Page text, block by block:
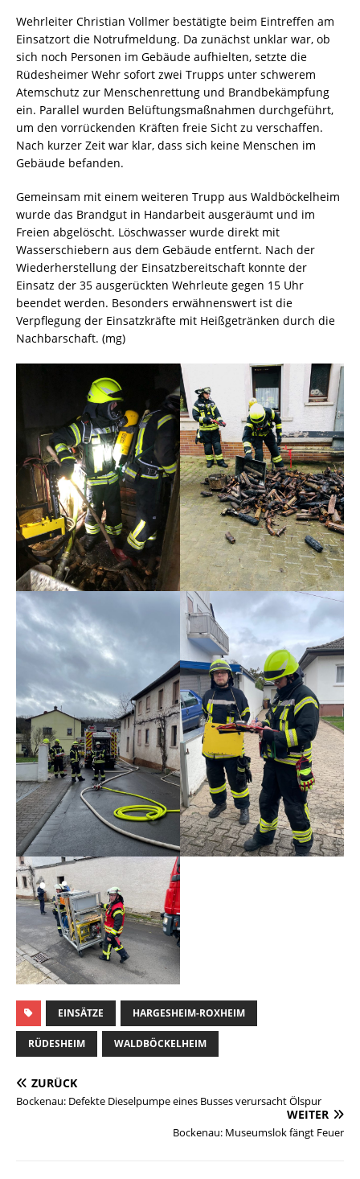
Wehrleiter Christian Vollmer bestätigte beim Eintreffen am
Einsatzort die Notrufmeldung. Da zunächst unklar war, ob
sich noch Personen im Gebäude aufhielten, setzte die
Rüdesheimer Wehr sofort zwei Trupps unter schwerem
Atemschutz zur Menschenrettung und Brandbekämpfung
ein. Parallel wurden Belüftungsmaßnahmen durchgeführt,
um den vorrückenden Kräften freie Sicht zu verschaffen.
Nach kurzer Zeit war klar, dass sich keine Menschen im
Gebäude befanden.
Gemeinsam mit einem weiteren Trupp aus Waldböckelheim
wurde das Brandgut in Handarbeit ausgeräumt und im
Freien abgelöscht. Löschwasser wurde direkt mit
Wasserschiebern aus dem Gebäude entfernt. Nach der
Wiederherstellung der Einsatzbereitschaft konnte der
Einsatz der 35 ausgerückten Wehrleute gegen 15 Uhr
beendet werden. Besonders erwähnenswert ist die
Verpflegung der Einsatzkräfte mit Heißgetränken durch die
Nachbarschaft. (mg)
EINSÄTZE HARGESHEIM-ROXHEIM
RÜDESHEIM WALDBÖCKELHEIM
ZURÜCK
Bockenau: Defekte Dieselpumpe eines Busses verursacht Ölspur
WEITER
Bockenau: Museumslok fängt Feuer